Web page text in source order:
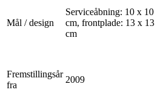
Mål / design
Serviceåbning: 10 x 10
cm, frontplade: 13 x 13
cm
Fremstillingsår
fra
2009